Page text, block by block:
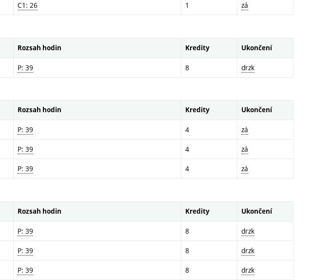
C1: 26 1 zá
Rozsah hodin Kredity Ukončení
P: 39 8 drzk
Rozsah hodin Kredity Ukončení
P: 39 4 zá
P: 39 4 zá
P: 39 4 zá
Rozsah hodin Kredity Ukončení
P: 39 8 drzk
P: 39 8 drzk
P: 39 8 drzk